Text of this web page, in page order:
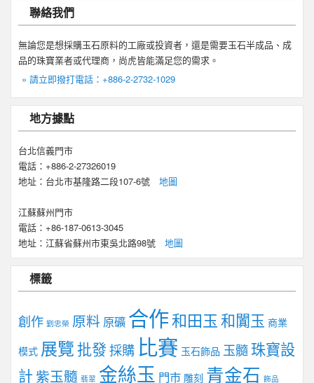
聯絡我們
無論您是想採購玉石原料的工廠或投資者，還是需要玉石半成品、成
品的珠寶業者或代理商，尚虎皆能滿足您的需求。
» 請立即撥打電話：+886-2-2732-1029
地方據點
台北信義門市
電話：+886-2-27326019
地址：台北市基隆路二段107-6號 地圖
江蘇蘇州門市
電話：+86-187-0613-3045
地址：江蘇省蘇州市東吳北路98號 地圖
標籤
創作 劉忠榮 原料 原礦 合作和田玉 和闐玉 商業
模式 展覽 批發採購 比賽 玉石飾品 玉髓珠寶設
計紫玉髓 翡翠 金絲玉 門市 雕刻 青金石 飾品